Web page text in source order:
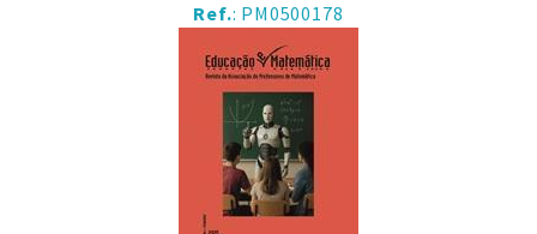
Ref.: PM0500178